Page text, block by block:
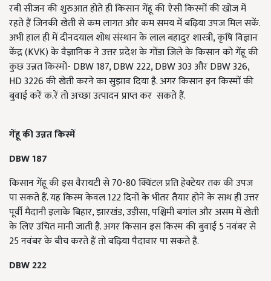
रबी सीजन की शुरुआत होते ही किसान गेंहू की ऐसी किस्मों की खोज में
रहते हैं जिनकी खेती से कम लागत और कम समय में बढ़िया उपज मिल सकें.
अभी हाल ही में दीनदयाल शोध संस्थान के लाल बहादुर शास्त्री, कृषि विज्ञान
केंद्र (KVK) के वैज्ञानिक ने उत्तर प्रदेश के गोंडा जिले के किसान को गेंहू की
कुछ उन्नत किस्मों- DBW 187, DBW 222, DBW 303 और DBW 326,
HD 3226 की खेती करने का सुझाव दिया है. अगर किसान इन किस्मों की
बुवाई करें क.रें तो अच्छा उत्पादन प्राप्त कर सकते हैं.
गेंहू की उन्नत किस्में
DBW 187
किसान गेंहू की इस वैरायटी से 70-80 क्विंटल प्रति हेक्टेयर तक की उपज
पा सकते हैं. यह किस्म केवल 122 दिनों के भीतर तैयार होने के साथ ही उत्तर
पूर्वी मैदानी इलाके बिहार, झारखंड, उड़ीसा, पश्चिमी बगांल और असम में खेती
के लिए उचित मानी जाती है. अगर किसान इस किस्म की बुवाई 5 नवंबर से
25 नवंबर के बीच करते हैं तो बढ़िया पैदावार पा सकते हैं.
DBW 222